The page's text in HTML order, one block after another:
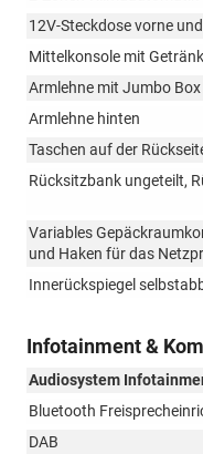
12V-Steckdose vorne
Mittelkonsole mit
Armlehne mit Jumbo
Armlehne hinten
Taschen auf der
Rücksitzbank ungeteilt,
Variables
und Haken für das
Innerückspiegel
Infotainment &
Audiosystem
Bluetooth
DAB